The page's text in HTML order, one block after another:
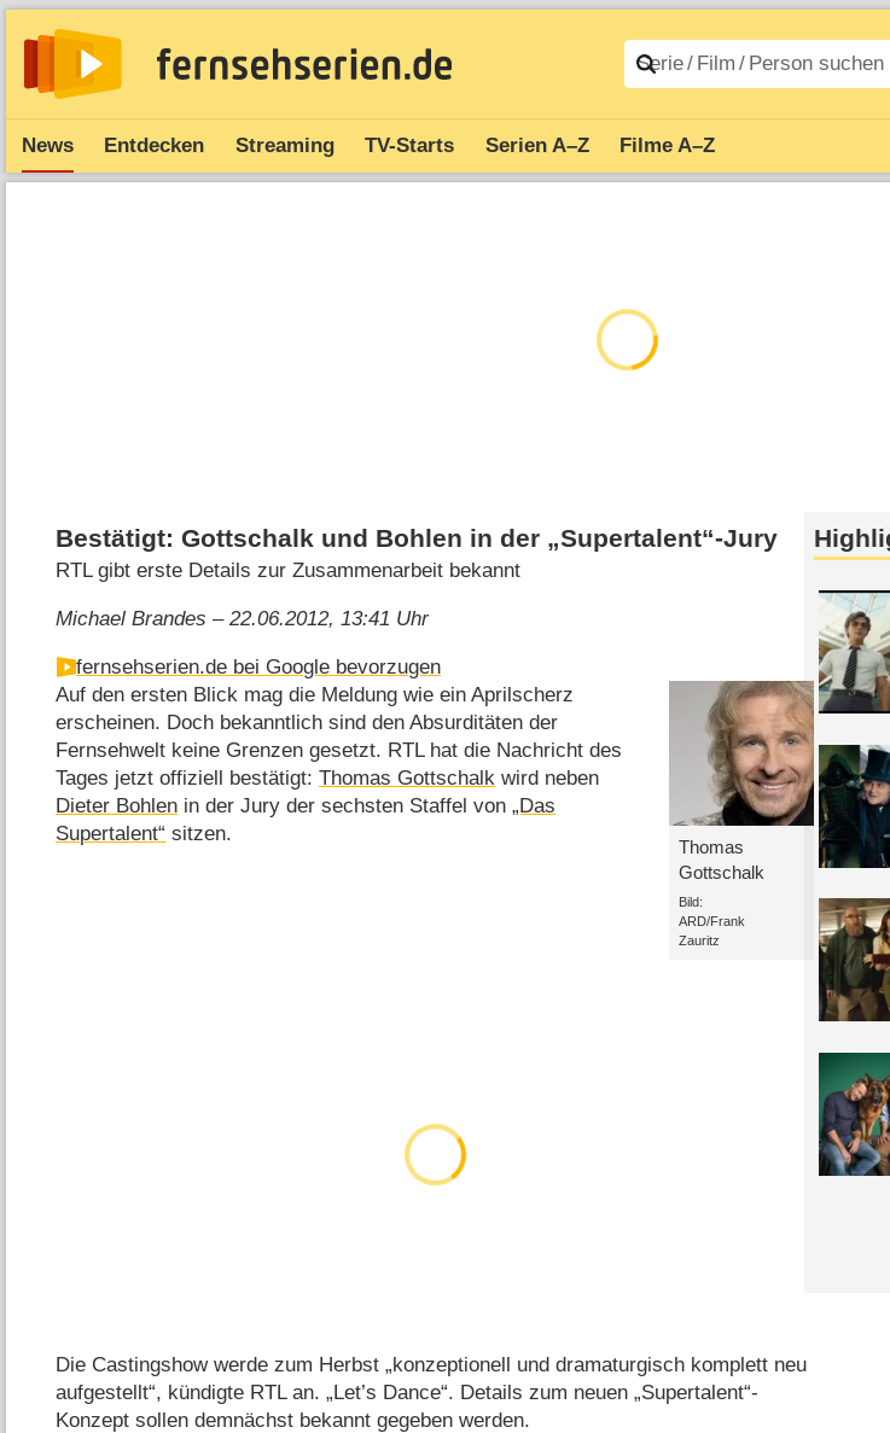
News Entdecken Streaming TV-Starts Serien A–Z Filme A–Z
Bestätigt: Gottschalk und Bohlen in der „Supertalent“-Jury
RTL gibt erste Details zur Zusammenarbeit bekannt
Michael Brandes – 22.06.2012, 13:41 Uhr
fernsehserien.de bei Google bevorzugen
Thomas
Gottschalk
Bild:
ARD/Frank
Zauritz
Auf den ersten Blick mag die Meldung wie ein Aprilscherz
erscheinen. Doch bekanntlich sind den Absurditäten der
Fernsehwelt keine Grenzen gesetzt. RTL hat die Nachricht des
Tages jetzt offiziell bestätigt:Thomas Gottschalk wird neben
Dieter Bohlen in der Jury der sechsten Staffel von„Das
Supertalent“ sitzen.
Die Castingshow werde zum Herbst „konzeptionell und dramaturgisch komplett neu
aufgestellt“, kündigte RTL an. „Let’s Dance“. Details zum neuen „Supertalent“-
Konzept sollen demnächst bekannt gegeben werden.